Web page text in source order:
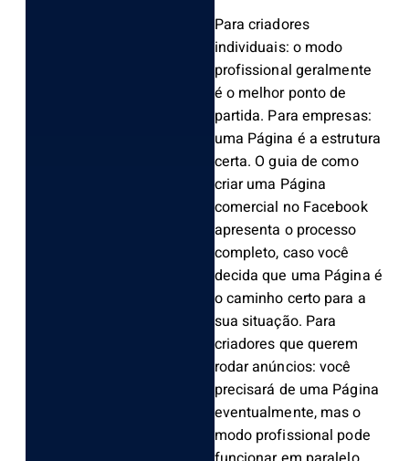
Para criadores
individuais: o modo
profissional geralmente
é o melhor ponto de
partida. Para empresas:
uma Página é a estrutura
certa. O guia de como
criar uma Página
comercial no Facebook
apresenta o processo
completo, caso você
decida que uma Página é
o caminho certo para a
sua situação. Para
criadores que querem
rodar anúncios: você
precisará de uma Página
eventualmente, mas o
modo profissional pode